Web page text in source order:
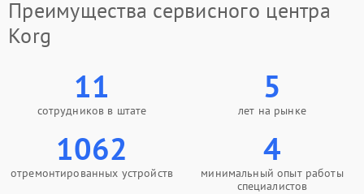
Преимущества сервисного центра
Korg
11
сотрудников в штате
5
лет на рынке
1062
отремонтированных устройств
4
минимальный опыт работы
специалистов